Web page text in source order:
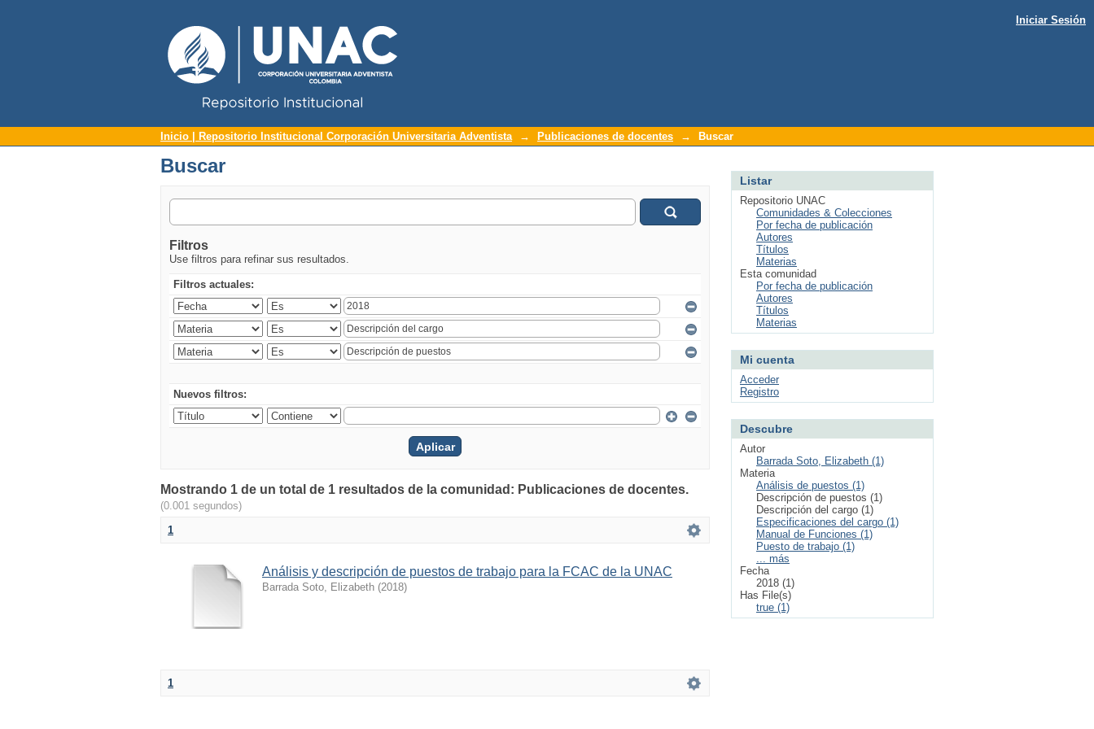
Buscar
Iniciar Sesión
Inicio | Repositorio Institucional Corporación Universitaria Adventista → Publicaciones de docentes → Buscar
Buscar
Filtros
Use filtros para refinar sus resultados.
Filtros actuales:
Nuevos filtros:
Mostrando 1 de un total de 1 resultados de la comunidad: Publicaciones de docentes.
(0.001 segundos)
1
Análisis y descripción de puestos de trabajo para la FCAC de la UNAC
Barrada Soto, Elizabeth (2018)
1
Listar
Repositorio UNAC
Comunidades & Colecciones
Por fecha de publicación
Autores
Títulos
Materias
Esta comunidad
Por fecha de publicación
Autores
Títulos
Materias
Mi cuenta
Acceder
Registro
Descubre
Autor
Barrada Soto, Elizabeth (1)
Materia
Análisis de puestos (1)
Descripción de puestos (1)
Descripción del cargo (1)
Especificaciones del cargo (1)
Manual de Funciones (1)
Puesto de trabajo (1)
... más
Fecha
2018 (1)
Has File(s)
true (1)